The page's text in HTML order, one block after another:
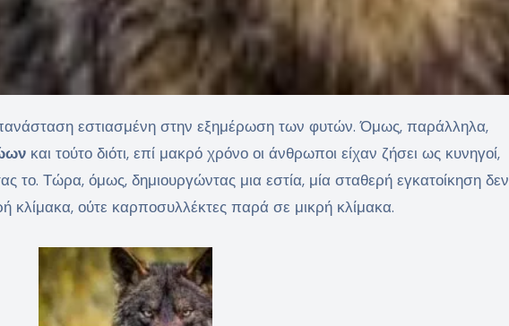
και τούτο διότι, επί μακρό χρόνο οι άνθρωποι είχαν ζήσει ως κυνηγοί,
το. Τώρα, όμως, δημιουργώντας μια εστία, μία σταθερή εγκατοίκηση δεν
κλίμακα, ούτε καρποσυλλέκτες παρά σε μικρή κλίμακα.